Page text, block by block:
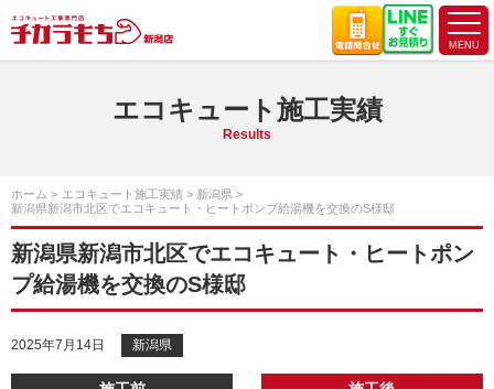
エコキュート施工実績
Results
ホーム エコキュート施工実績
新潟県
新潟県新潟市北区でエコキュート・ヒートポンプ給湯機を交換のS様邸
新潟県新潟市北区でエコキュート・ヒートポン
プ給湯機を交換のS様邸
2025年7月14日 新潟県